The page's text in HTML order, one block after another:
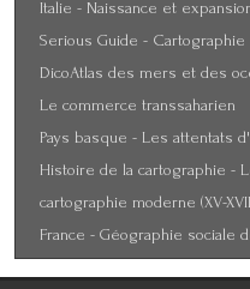
Italie - Naissance et
Serious Guide -
DicoAtlas des mers et des
Le commerce transsaharien
Pays basque - Les attentats
Histoire de la cartographie -
cartographie moderne (XV-
France - Géographie sociale